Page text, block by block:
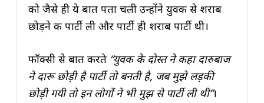
को जैसे ही ये बात पता चली उन्होंने युवक से शराब
छोड़ने की पार्टी ली और पार्टी ही शराब पार्टी थी।
फॉक्सी से बात करते “युवक के दोस्त ने कहा दारुबाज
ने दारू छोड़ी है पार्टी तो बनती है, जब मुझे लड़की
छोड़ी गयी तो इन लोगों ने भी मुझ से पार्टी ली थी”।